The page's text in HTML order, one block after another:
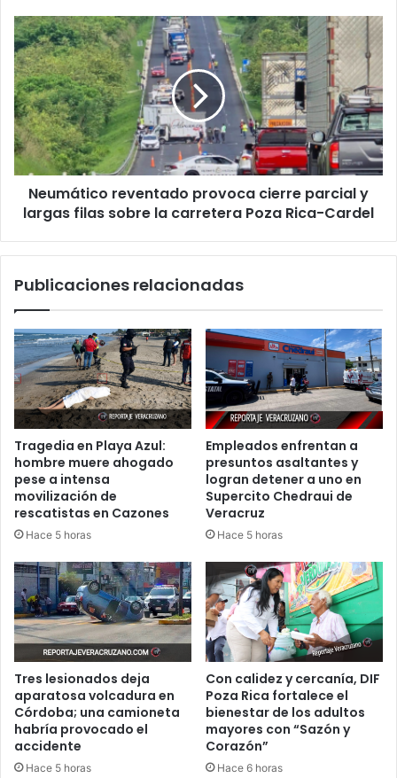
Neumático
reventado
provoca
cierre
parcial
y
largas
filas
sobre
carretera
Neumático reventado provoca cierre parcial y
largas filas sobre la carretera Poza Rica-Cardel
Publicaciones relacionadas
Tragedia en Playa Azul:
hombre muere ahogado
pese a intensa
movilización de
rescatistas en Cazones
Hace 5 horas
Empleados enfrentan a
presuntos asaltantes y
logran detener a uno en
Supercito Chedraui de
Veracruz
Hace 5 horas
Tres lesionados deja
aparatosa volcadura en
Córdoba; una camioneta
habría provocado el
accidente
Hace 5 horas
Con calidez y cercanía, DIF
Poza Rica fortalece el
bienestar de los adultos
mayores con “Sazón y
Corazón”
Hace 6 horas